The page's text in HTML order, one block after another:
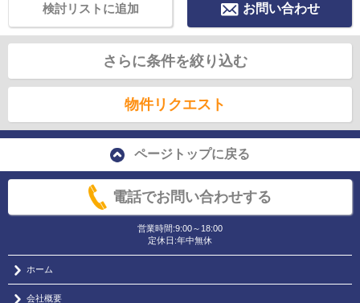
お問い合わせ
検討リストに追加
さらに条件を絞り込む
物件リクエスト
ページトップに戻る
電話でお問い合わせする
営業時間:9:00～18:00
定休日:年中無休
ホーム
会社概要